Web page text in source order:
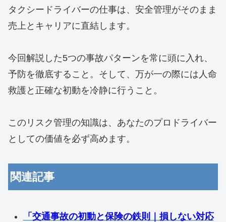
タクシードライバーの仕事は、安全管理がそのまま
売上とキャリアに直結します。
今回解説した5つの事故パターンを常に頭に入れ、
予防を徹底すること。そして、万が一の際には人命
救護と正確な初動を冷静に行うこと。
このリスク管理の知識は、あなたのプロドライバー
としての価値を必ず高めます。
関連記事
「交通事故の初動と保険の鉄則｜損しない対応